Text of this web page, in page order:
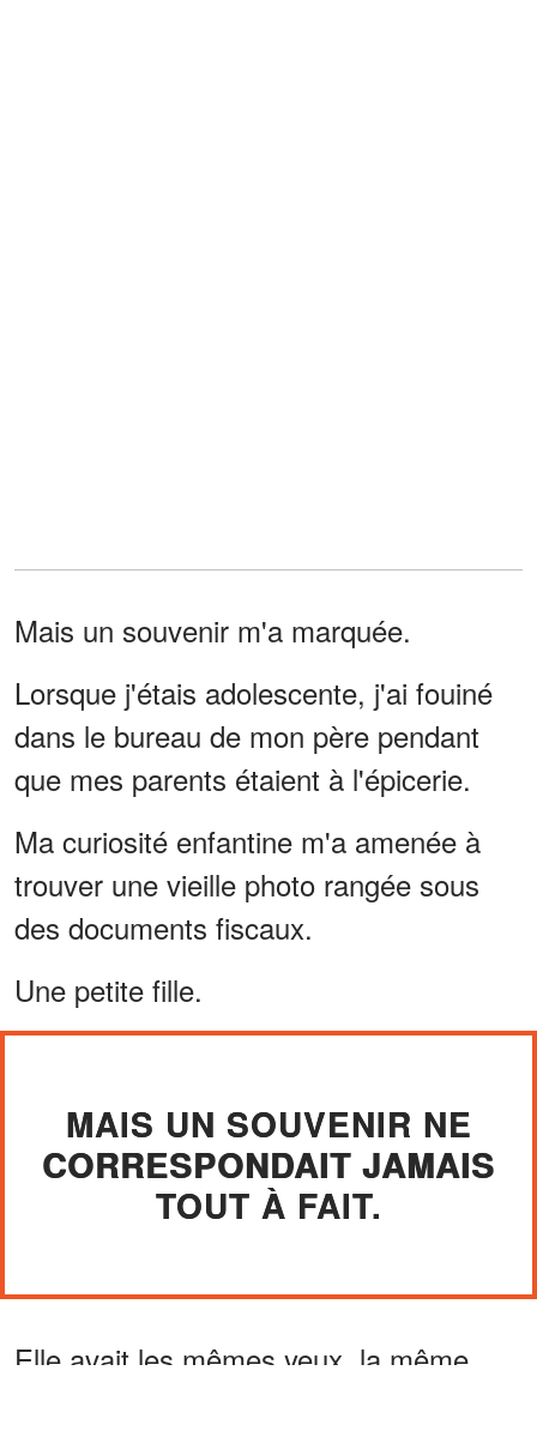
Mais un souvenir m'a marquée.
Lorsque j'étais adolescente, j'ai fouiné
dans le bureau de mon père pendant
que mes parents étaient à l'épicerie.
Ma curiosité enfantine m'a amenée à
trouver une vieille photo rangée sous
des documents fiscaux.
Une petite fille.
MAIS UN SOUVENIR NE
CORRESPONDAIT JAMAIS
TOUT À FAIT.
Elle avait les mêmes yeux, la même